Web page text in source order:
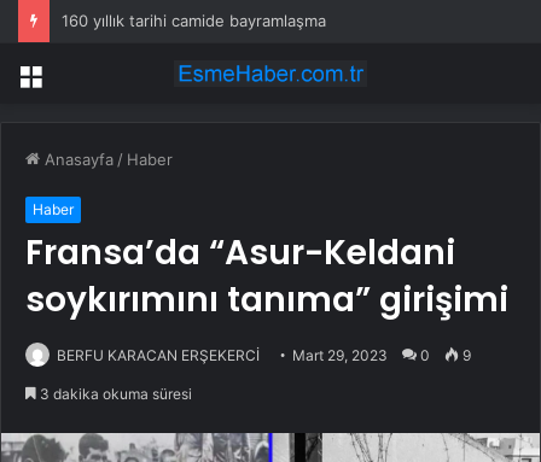
160 yıllık tarihi camide bayramlaşma
Menü
Anasayfa / Haber
Haber
Fransa’da “Asur-Keldani
soykırımını tanıma” girişimi
BERFU KARACAN ERŞEKERCİ Mart 29, 2023 0 9
3 dakika okuma süresi